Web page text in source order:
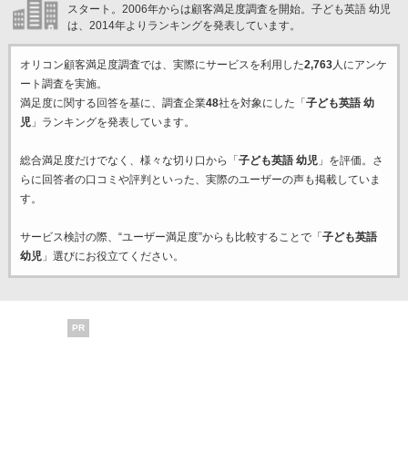
スタート。2006年からは顧客満足度調査を開始。子ども英語 幼児
は、2014年よりランキングを発表しています。
オリコン顧客満足度調査では、実際にサービスを利用した2,763人にアンケ
ート調査を実施。
満足度に関する回答を基に、調査企業48社を対象にした「 子ども英語 幼
児」ランキングを発表しています。
総合満足度だけでなく、様々な切り口から「 子ども英語 幼児」を評価。さ
らに回答者の口コミや評判といった、実際のユーザーの声も掲載していま
す。
サービス検討の際、“ユーザー満足度”からも比較することで「 子ども英語
幼児」選びにお役立てください。
PR